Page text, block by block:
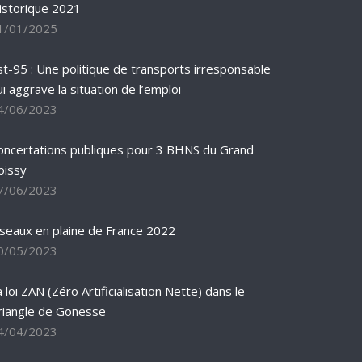
2021
01/2025
95 : Une politique de transports irresponsable
aggrave la situation de l’emploi
06/2023
publiques pour 3 BHNS du Grand
06/2023
en plaine de France 2022
05/2023
loi ZAN (Zéro Artificialisation Nette) dans le
de Gonesse
04/2023